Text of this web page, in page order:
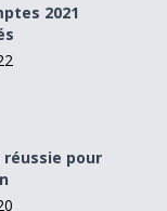
2021
réussie pour